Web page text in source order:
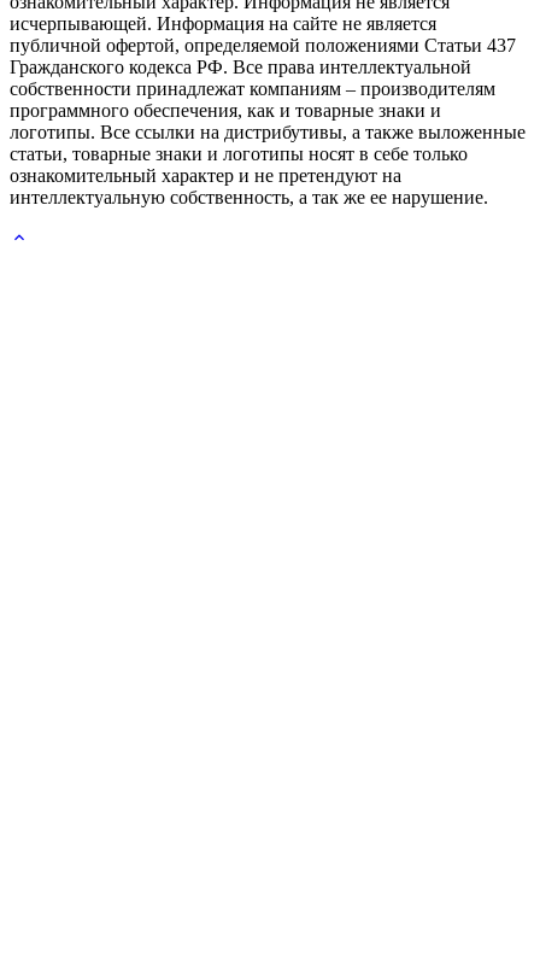
исчерпывающей. Информация на сайте не является
публичной офертой, определяемой положениями Статьи 437
Гражданского кодекса РФ. Все права интеллектуальной
собственности принадлежат компаниям – производителям
программного обеспечения, как и товарные знаки и
логотипы. Все ссылки на дистрибутивы, а также выложенные
статьи, товарные знаки и логотипы носят в себе только
ознакомительный характер и не претендуют на
интеллектуальную собственность, а так же ее нарушение.